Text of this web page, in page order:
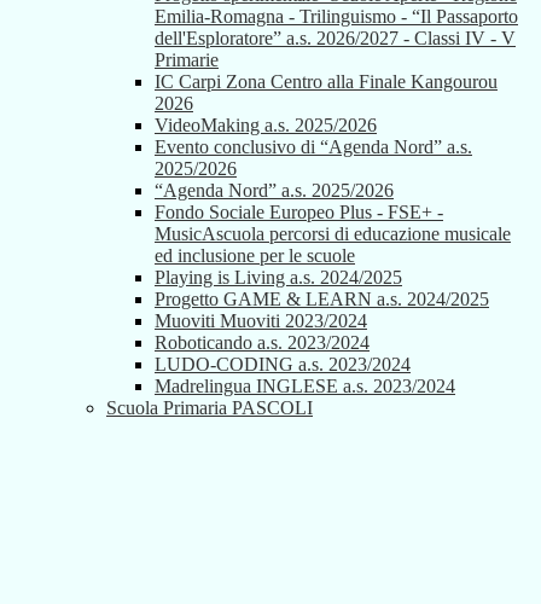
Emilia-Romagna - Trilinguismo - “Il Passaporto
dell'Esploratore” a.s. 2026/2027 - Classi IV - V
Primarie
IC Carpi Zona Centro alla Finale Kangourou
2026
VideoMaking a.s. 2025/2026
Evento conclusivo di “Agenda Nord” a.s.
2025/2026
“Agenda Nord” a.s. 2025/2026
Fondo Sociale Europeo Plus - FSE+ -
MusicAscuola percorsi di educazione musicale
ed inclusione per le scuole
Playing is Living a.s. 2024/2025
Progetto GAME & LEARN a.s. 2024/2025
Muoviti Muoviti 2023/2024
Roboticando a.s. 2023/2024
LUDO-CODING a.s. 2023/2024
Madrelingua INGLESE a.s. 2023/2024
Scuola Primaria PASCOLI